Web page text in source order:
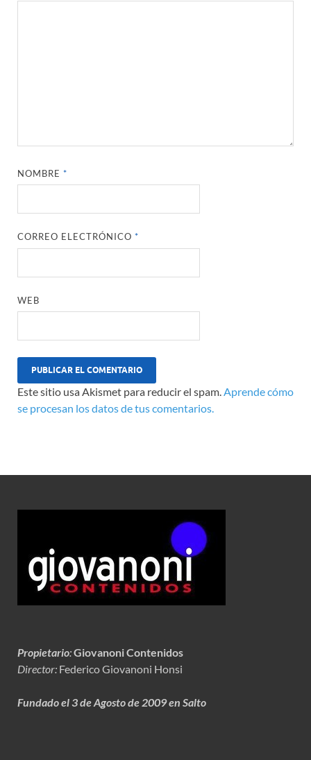
NOMBRE*
CORREO ELECTRÓNICO*
WEB
Este sitio usa Akismet para reducir el spam.Aprende cómo
se procesan los datos de tus comentarios.
Propietario:Giovanoni Contenidos
Director: Federico Giovanoni Honsi
Fundado el 3 de Agosto de 2009 en Salto